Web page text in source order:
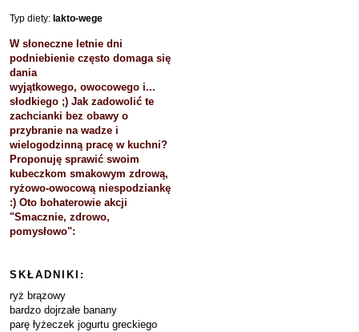
Typ diety: lakto-wege
W słoneczne letnie dni
podniebienie często domaga się
dania
wyjątkowego, owocowego i...
słodkiego ;) Jak zadowolić te
zachcianki bez obawy o
przybranie na wadze i
wielogodzinną pracę w kuchni?
Proponuję sprawić swoim
kubeczkom smakowym zdrową,
ryżowo-owocową niespodziankę
:) Oto bohaterowie akcji
"Smacznie, zdrowo,
pomysłowo":
SKŁADNIKI:
ryż brązowy
bardzo dojrzałe banany
parę łyżeczek jogurtu greckiego